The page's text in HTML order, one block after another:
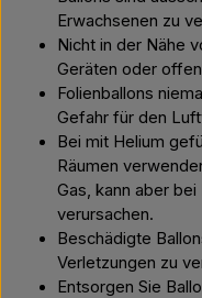
Erwachsenen zu
Nicht in der Nähe
Geräten oder
Folienballons
Gefahr für den
Bei mit Helium
Räumen
Gas, kann aber
verursachen.
Beschädigte
Verletzungen zu
Entsorgen Sie